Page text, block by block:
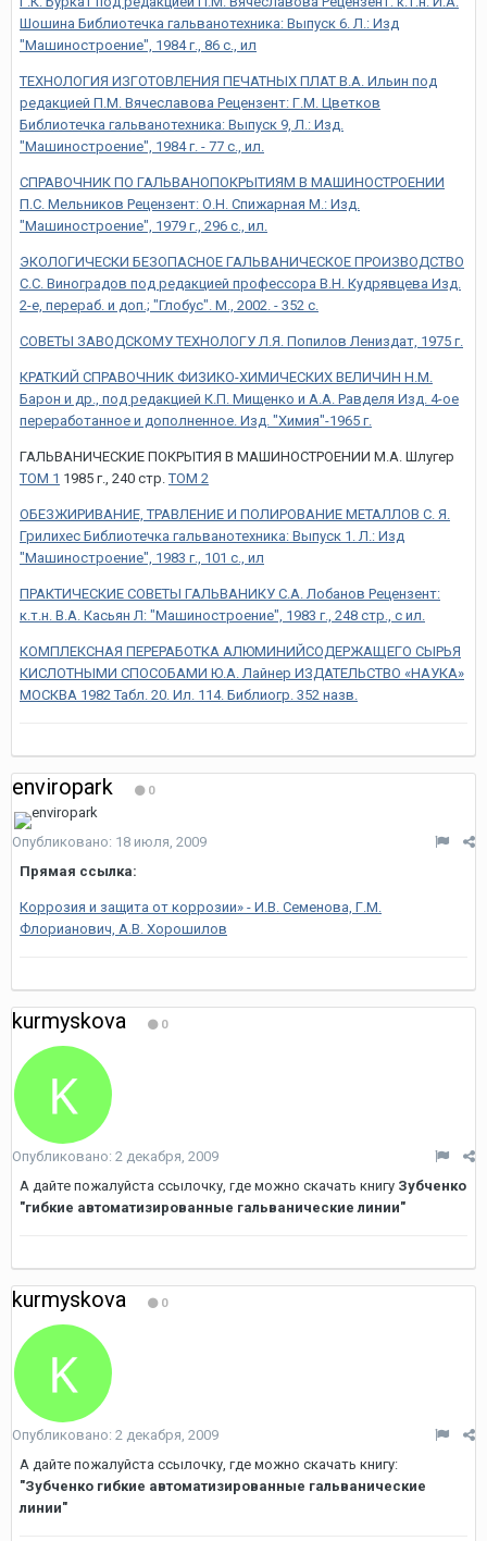
Шошина Библиотечка гальванотехника: Выпуск 6. Л.: Изд
"Машиностроение", 1984 г., 86 с., ил
ТЕХНОЛОГИЯ ИЗГОТОВЛЕНИЯ ПЕЧАТНЫХ ПЛАТ В.А. Ильин под
редакцией П.М. Вячеславова Рецензент: Г.М. Цветков
Библиотечка гальванотехника: Выпуск 9, Л.: Изд.
"Машиностроение", 1984 г. - 77 с., ил.
СПРАВОЧНИК ПО ГАЛЬВАНОПОКРЫТИЯМ В МАШИНОСТРОЕНИИ
П.С. Мельников Рецензент: О.Н. Спижарная М.: Изд.
"Машиностроение", 1979 г., 296 с., ил.
ЭКОЛОГИЧЕСКИ БЕЗОПАСНОЕ ГАЛЬВАНИЧЕСКОЕ ПРОИЗВОДСТВО
С.С. Виноградов под редакцией профессора В.Н. Кудрявцева Изд.
2-е, перераб. и доп.; "Глобус". М., 2002. - 352 с.
СОВЕТЫ ЗАВОДСКОМУ ТЕХНОЛОГУ Л.Я. Попилов Лениздат, 1975 г.
КРАТКИЙ СПРАВОЧНИК ФИЗИКО-ХИМИЧЕСКИХ ВЕЛИЧИН Н.М.
Барон и др., под редакцией К.П. Мищенко и А.А. Равделя Изд. 4-ое
переработанное и дополненное. Изд. "Химия"-1965 г.
ГАЛЬВАНИЧЕСКИЕ ПОКРЫТИЯ В МАШИНОСТРОЕНИИ М.А. Шлугер
ТОМ 1 1985 г., 240 стр.ТОМ 2
ОБЕЗЖИРИВАНИЕ, ТРАВЛЕНИЕ И ПОЛИРОВАНИЕ МЕТАЛЛОВ С. Я.
Грилихес Библиотечка гальванотехника: Выпуск 1. Л.: Изд
"Машиностроение", 1983 г., 101 с., ил
ПРАКТИЧЕСКИЕ СОВЕТЫ ГАЛЬВАНИКУ С.А. Лобанов Рецензент:
к.т.н. В.А. Касьян Л: "Машиностроение", 1983 г., 248 стр., с ил.
КОМПЛЕКСНАЯ ПЕРЕРАБОТКА АЛЮМИНИЙСОДЕРЖАЩЕГО СЫРЬЯ
КИСЛОТНЫМИ СПОСОБАМИ Ю.А. Лайнер ИЗДАТЕЛЬСТВО «НАУКА»
МОСКВА 1982 Табл. 20. Ил. 114. Библиогр. 352 назв.
enviropark 0
Опубликовано: 18 июля, 2009
Прямая ссылка:
Коррозия и защита от коррозии» - И.В. Семенова, Г.М.
Флорианович, А.В. Хорошилов
kurmyskova 0
Опубликовано: 2 декабря, 2009
А дайте пожалуйста ссылочку, где можно скачать книгу Зубченко
"гибкие автоматизированные гальванические линии"
kurmyskova 0
Опубликовано: 2 декабря, 2009
А дайте пожалуйста ссылочку, где можно скачать книгу:
"Зубченко гибкие автоматизированные гальванические
линии"